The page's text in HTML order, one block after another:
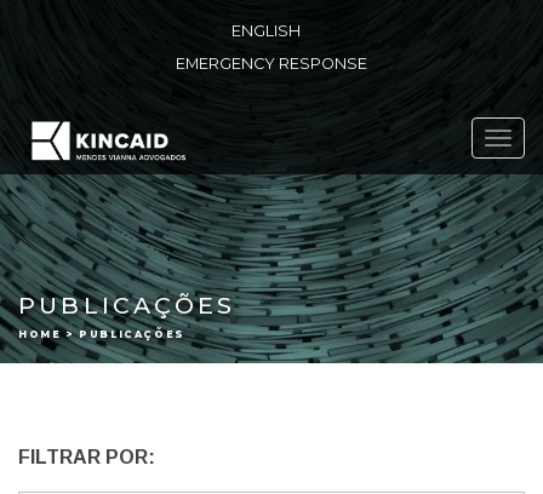
ENGLISH
EMERGENCY RESPONSE
PUBLICAÇÕES
HOME > PUBLICAÇÕES
FILTRAR POR: